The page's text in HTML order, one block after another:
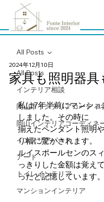
All Posts
インテリア相談
岡山市インテリアコーディ
岡山インテリアコーディネ
インテリアパース
アート
トイレインテリア
マンションインテリア
All Posts
家具も照明器具
2024年12月10日
私は7年半前にマンシ
しました。その時に
揃えたペンダント照明
り幅に驚かされます。
ルイスポールセンのス
っきりした金額は覚え
ったと記憶しています。